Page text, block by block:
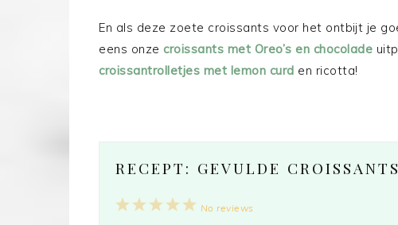
En als deze zoete croissants voor het ontbijt je
eens onze croissants met Oreo’s en chocolade
croissantrolletjes met lemon curd en ricotta!
RECEPT: GEVULDE
5
4
3
2
1
No reviews